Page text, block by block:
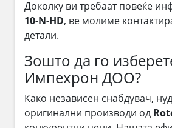
Доколку ви требаат повеќе
10-N-HD, ве молиме
детали.
Зошто да го
Импехрон ДОО?
Како независен снабдувач,
оригинални производи од